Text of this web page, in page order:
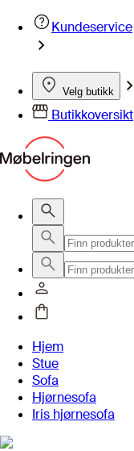
Kundeservice
Velg butikk
Butikkoversikt
Hjem
Stue
Sofa
Hjørnesofa
Iris hjørnesofa